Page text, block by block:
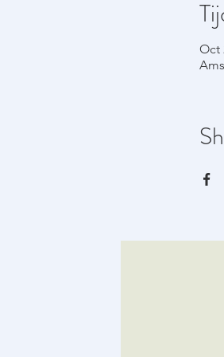
Oct